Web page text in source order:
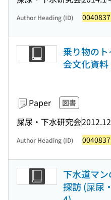
Author Heading (ID)
乗り物の
会文化資料
Paper 図書
屎尿・下水研究会2012.12
Author Heading (ID)
下水道マ
探訪 (屎尿